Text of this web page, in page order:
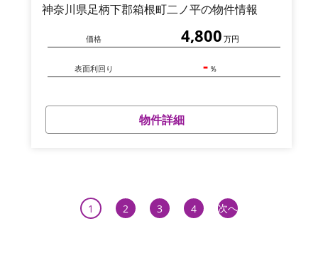
神奈川県足柄下郡箱根町二ノ平の物件情報
価格 4,800 万円
表面利回り - ％
物件詳細
1 2 3 4 次へ